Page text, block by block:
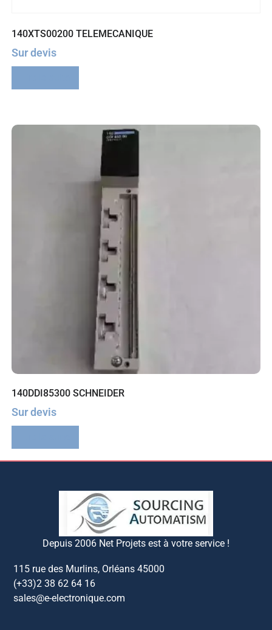
140XTS00200 TELEMECANIQUE
Sur devis
140DDI85300 SCHNEIDER
Sur devis
Depuis 2006 Net Projets est à votre service !
115 rue des Murlins, Orléans 45000
(+33)2 38 62 64 16
sales@e-electronique.com